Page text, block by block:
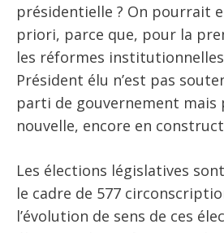
présidentielle ? On pourrait
priori, parce que, pour la
les réformes institutionnelles
Président élu n’est pas
parti de gouvernement mais
nouvelle, encore en
Les élections législatives
le cadre de 577
l’évolution de sens de ces